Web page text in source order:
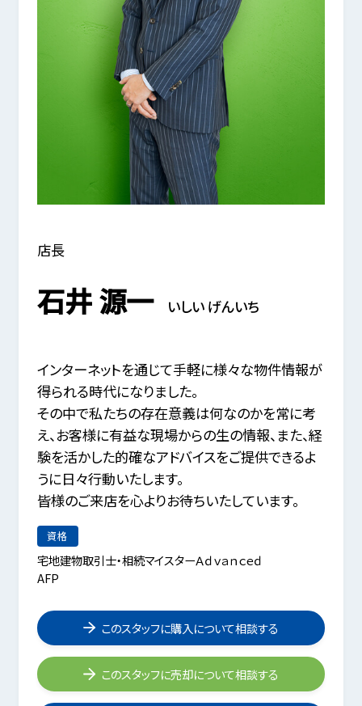
店長
石井 源一 いしい げんいち
インターネットを通じて手軽に様々な物件情報が
得られる時代になりました。
その中で私たちの存在意義は何なのかを常に考
え、お客様に有益な現場からの生の情報、また、経
験を活かした的確なアドバイスをご提供できるよ
うに日々行動いたします。
皆様のご来店を心よりお待ちいたしています。
資格
宅地建物取引士・相続マイスターＡｄｖａｎｃｅｄ
AFP
このスタッフに購入について相談する
このスタッフに売却について相談する